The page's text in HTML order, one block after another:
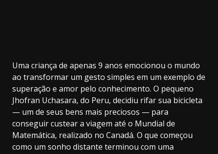
Uma criança de apenas 9 anos emocionou o mundo
ao transformar um gesto simples em um exemplo de
superação e amor pelo conhecimento. O pequeno
Jhofran Uchasara, do Peru, decidiu rifar sua bicicleta
— um de seus bens mais preciosos — para
conseguir custear a viagem até o Mundial de
Matemática, realizado no Canadá. O que começou
como um sonho distante terminou com uma